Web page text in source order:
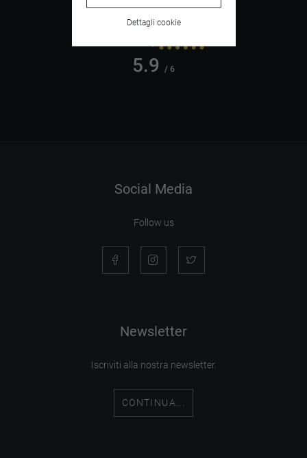
5.9 / 6
Social Media
Follow us
Newsletter
Iscriviti alla nostra newsletter.
CONTINUA...
Dettagli cookie